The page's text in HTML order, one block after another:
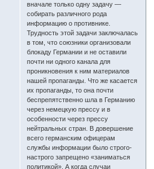
вначале только одну задачу —
собирать различного рода
информацию о противнике.
Трудность этой задачи заключалась
в том, что союзники организовали
блокаду Германии и не оставили
почти ни одного канала для
проникновения к ним материалов
нашей пропаганды. Что же касается
их пропаганды, то она почти
беспрепятственно шла в Германию
через немецкую прессу и в
особенности через прессу
нейтральных стран. В довершение
всего германским офицерам
службы информации было строго-
настрого запрещено «заниматься
политикой». А когда случаи